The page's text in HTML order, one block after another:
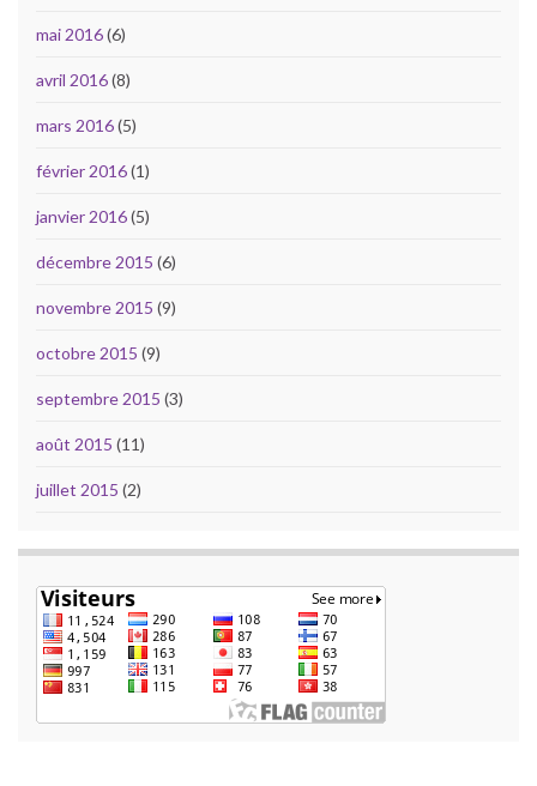
mai 2016(6)
avril 2016(8)
mars 2016(5)
février 2016(1)
janvier 2016(5)
décembre 2015 (6)
novembre 2015 (9)
octobre 2015 (9)
septembre 2015 (3)
août 2015 (11)
juillet 2015 (2)